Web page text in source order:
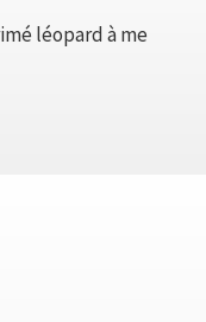
léopard à me